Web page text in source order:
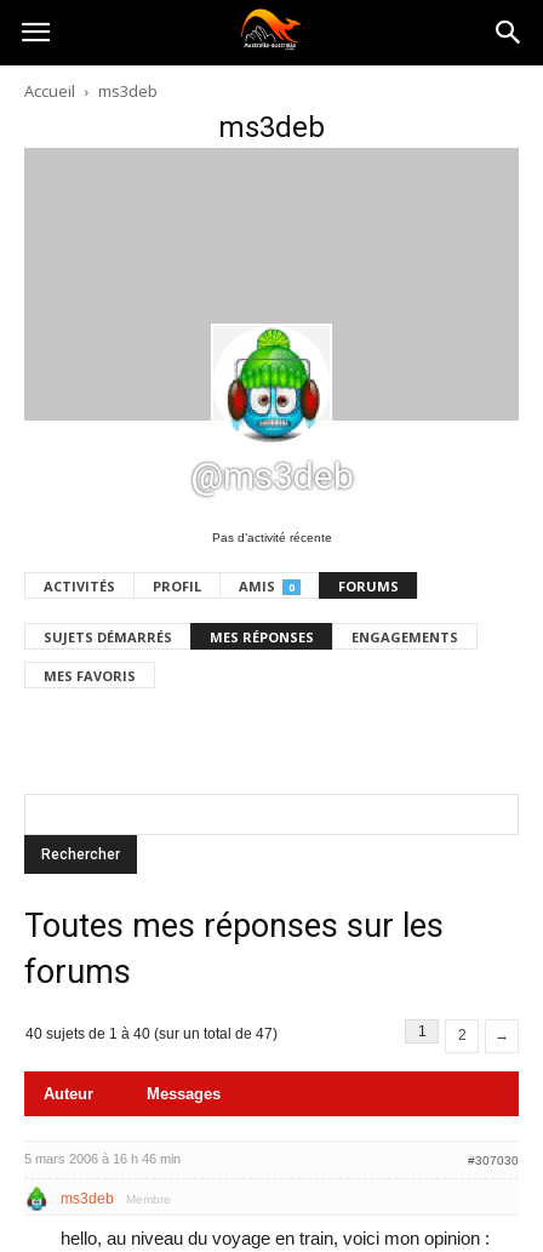
Australia-
australie.com
Accueil ms3deb
ms3deb
@ms3deb
Pas d’activité récente
ACTIVITÉS PROFIL AMIS 0 FORUMS
SUJETS DÉMARRÉS MES RÉPONSES ENGAGEMENTS
MES FAVORIS
Toutes mes réponses sur les
forums
40 sujets de 1 à 40 (sur un total de 47) 1 2 →
Auteur Messages
5 mars 2006 à 16 h 46 min #307030
ms3deb Membre
hello, au niveau du voyage en train, voici mon opinion :